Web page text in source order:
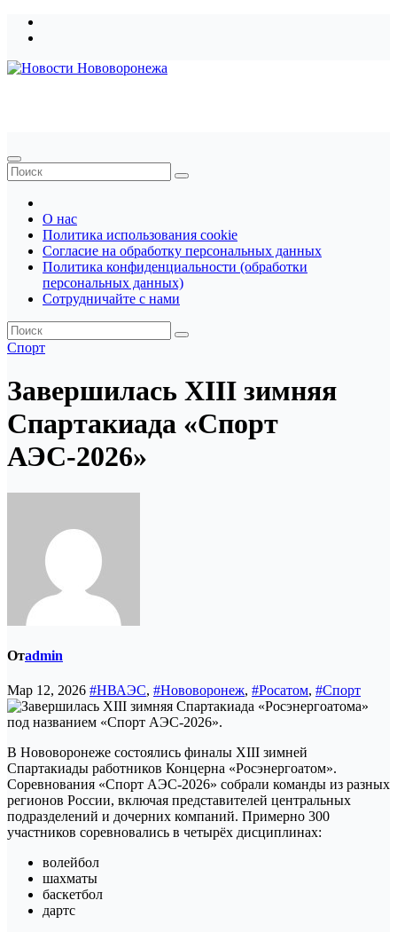
Перейти
О нас
Политика использования cookie
Согласие на обработку персональных данных
Политика конфиденциальности (обработки
персональных данных)
Сотрудничайте с нами
Спорт
Завершилась XIII зимняя
Спартакиада «Спорт
АЭС-2026»
Отadmin
Мар 12, 2026 #НВАЭС, #Нововоронеж, #Росатом, #Спорт
В Нововоронеже состоялись финалы XIII зимней
Спартакиады работников Концерна «Росэнергоатом».
Соревнования «Спорт АЭС-2026» собрали команды из разных
регионов России, включая представителей центральных
подразделений и дочерних компаний. Примерно 300
участников соревновались в четырёх дисциплинах:
волейбол
шахматы
баскетбол
дартс